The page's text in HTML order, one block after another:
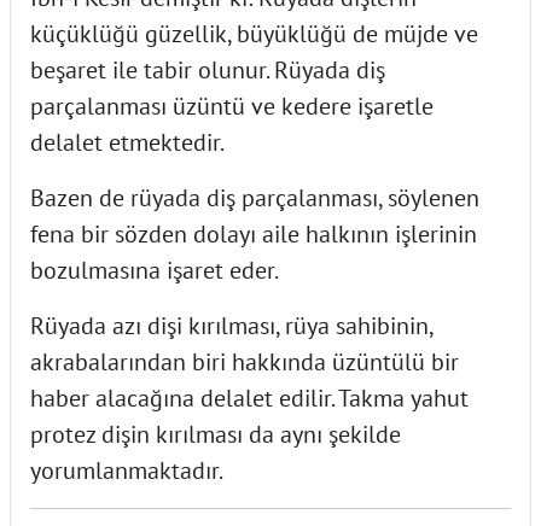
küçüklüğü güzellik, büyüklüğü de müjde ve
beşaret ile tabir olunur. Rüyada diş
parçalanması üzüntü ve kedere işaretle
delalet etmektedir.
Bazen de rüyada diş parçalanması, söylenen
fena bir sözden dolayı aile halkının işlerinin
bozulmasına işaret eder.
Rüyada azı dişi kırılması, rüya sahibinin,
akrabalarından biri hakkında üzüntülü bir
haber alacağına delalet edilir. Takma yahut
protez dişin kırılması da aynı şekilde
yorumlanmaktadır.